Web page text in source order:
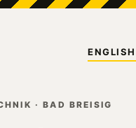
ENGLISH
· BAD BREISIG